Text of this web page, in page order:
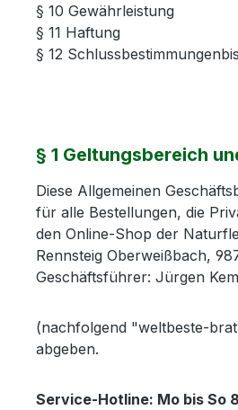
§ 10 Gewährleistung
§ 11 Haftung
§ 12 Schlussbestimmungenbis
§ 1 Geltungsbereich
Diese Allgemeinen
für alle Bestellungen, die
den Online-Shop der
Rennsteig Oberweißbach,
Geschäftsführer: Jürgen
(nachfolgend "weltbeste-
abgeben.
Service-Hotline: Mo bis So